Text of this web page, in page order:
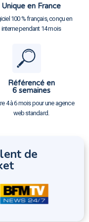
Unique en France
100 % français, conçu en
interne pendant 14 mois
Référencé en
6 semaines
4 à 6 mois pour une agence
web standard.
de